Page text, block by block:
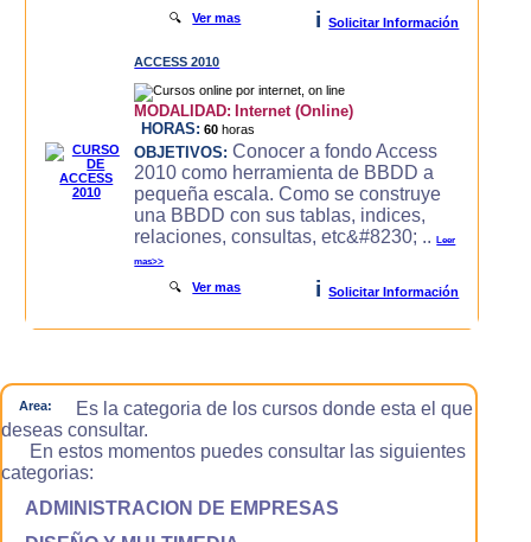
🔍Ver mas i Solicitar Información
ACCESS 2010
MODALIDAD: Internet (Online)
HORAS: 60 horas
OBJETIVOS: Conocer a fondo Access
2010 como herramienta de BBDD a
pequeña escala. Como se construye
una BBDD con sus tablas, indices,
relaciones, consultas, etc&#8230; ..Leer
mas>>
🔍Ver mas i Solicitar Información
Area:
Es la categoria de los cursos donde esta el que
deseas consultar.
En estos momentos puedes consultar las siguientes
categorias:
ADMINISTRACION DE EMPRESAS